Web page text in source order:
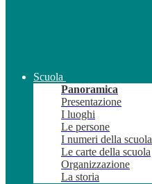
Scuola
Panoramica
Presentazione
I luoghi
Le persone
I numeri della scuola
Le carte della scuola
Organizzazione
La storia